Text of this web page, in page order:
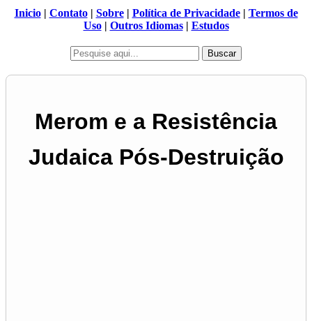
Inicio| Contato| Sobre| Política de Privacidade| Termos de
Uso| Outros Idiomas| Estudos
Buscar
Merom e a Resistência
Judaica Pós-Destruição